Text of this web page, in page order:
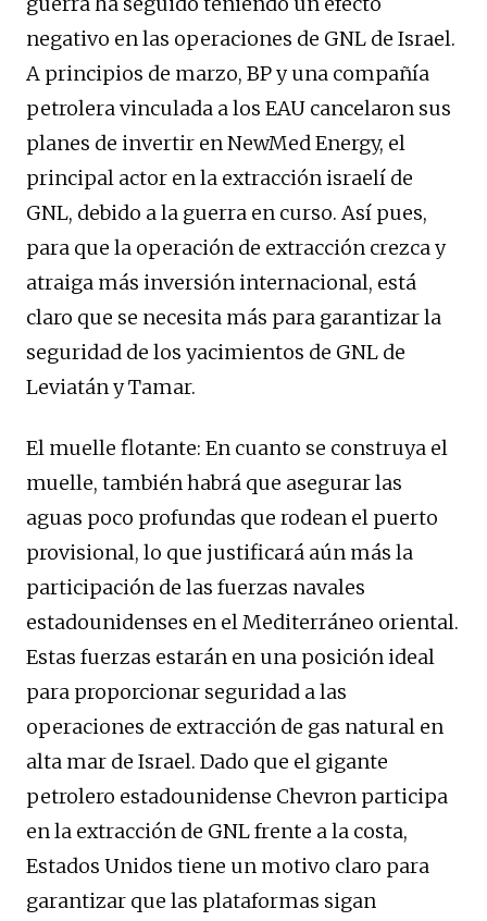
negativo en las operaciones de GNL de Israel.
A principios de marzo, BP y una compañía
petrolera vinculada a los EAU cancelaron sus
planes de invertir en NewMed Energy, el
principal actor en la extracción israelí de
GNL, debido a la guerra en curso. Así pues,
para que la operación de extracción crezca y
atraiga más inversión internacional, está
claro que se necesita más para garantizar la
seguridad de los yacimientos de GNL de
Leviatán y Tamar.
El muelle flotante: En cuanto se construya el
muelle, también habrá que asegurar las
aguas poco profundas que rodean el puerto
provisional, lo que justificará aún más la
participación de las fuerzas navales
estadounidenses en el Mediterráneo oriental.
Estas fuerzas estarán en una posición ideal
para proporcionar seguridad a las
operaciones de extracción de gas natural en
alta mar de Israel. Dado que el gigante
petrolero estadounidense Chevron participa
en la extracción de GNL frente a la costa,
Estados Unidos tiene un motivo claro para
garantizar que las plataformas sigan